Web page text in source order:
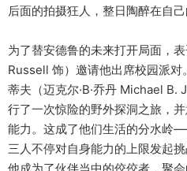
后面的拍摄狂人，整日陶醉在自己
为了替安德鲁的未来打开局面，
Russell 饰）邀请他出席校园派对
蒂夫（迈克尔·B·乔丹 Michael
行了一次惊险的野外探洞之旅，
能力。这成了他们生活的分水岭
三人不停对自身能力的上限发起